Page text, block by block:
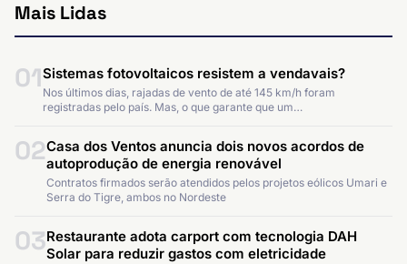
Mais Lidas
01Sistemas fotovoltaicos resistem a vendavais?
Nos últimos dias, rajadas de vento de até 145 km/h foram
registradas pelo país. Mas, o que garante que um…
02Casa dos Ventos anuncia dois novos acordos de
autoprodução de energia renovável
Contratos firmados serão atendidos pelos projetos eólicos Umari e
Serra do Tigre, ambos no Nordeste
03Restaurante adota carport com tecnologia DAH
Solar para reduzir gastos com eletricidade